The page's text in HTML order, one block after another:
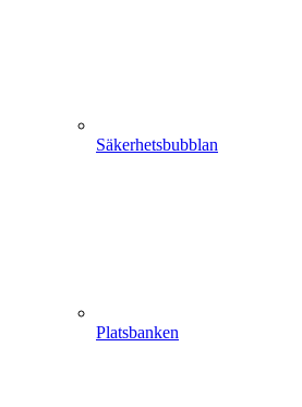
Säkerhetsbubblan
Platsbanken